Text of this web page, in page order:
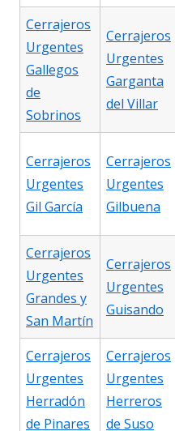
Cerrajeros
Urgentes
Gallegos
de
Sobrinos
Cerrajeros
Urgentes
Garganta
del Villar
Cerrajeros
Urgentes
Gil García
Cerrajeros
Urgentes
Gilbuena
Cerrajeros
Urgentes
Grandes y
San Martín
Cerrajeros
Urgentes
Guisando
Cerrajeros
Urgentes
Herradón
de Pinares
Cerrajeros
Urgentes
Herreros
de Suso